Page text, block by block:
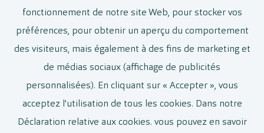
fonctionnement de notre site Web, pour stocker vos
préférences, pour obtenir un aperçu du comportement
des visiteurs, mais également à des fins de marketing et
de médias sociaux (affichage de publicités
personnalisées). En cliquant sur « Accepter », vous
acceptez l'utilisation de tous les cookies. Dans notre
Déclaration relative aux cookies. vous pouvez en savoir
Créez une alerte emploi et nous
vous tiendrons informé des
nouvelles offres d’emploi
pertinentes.